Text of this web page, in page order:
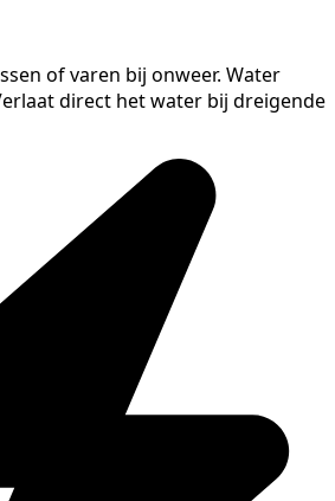
of varen bij onweer. Water
direct het water bij dreigende